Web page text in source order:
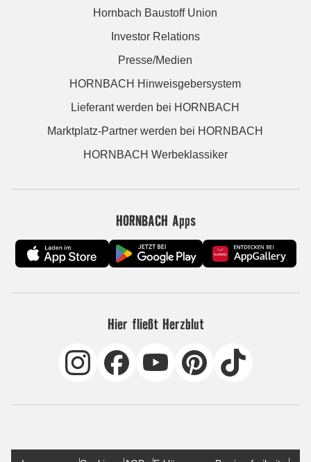
Hornbach Baustoff Union
Investor Relations
Presse/Medien
HORNBACH Hinweisgebersystem
Lieferant werden bei HORNBACH
Marktplatz-Partner werden bei HORNBACH
HORNBACH Werbeklassiker
HORNBACH Apps
Hier fließt Herzblut